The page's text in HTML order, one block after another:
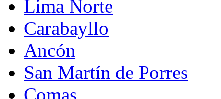
Lima Norte
Carabayllo
Ancón
San Martín de Porres
Comas